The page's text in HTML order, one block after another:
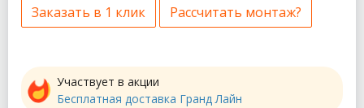
Заказать в 1 клик Рассчитать монтаж?
Участвует в акции
Бесплатная доставка Гранд Лайн